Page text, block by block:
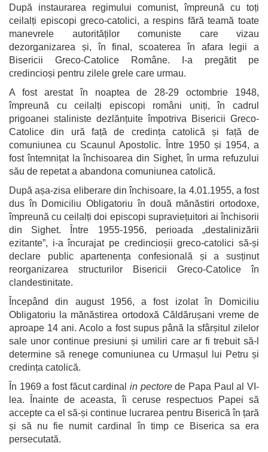
După instaurarea regimului comunist, împreună cu toți
ceilalți episcopi greco-catolici, a respins fără teamă toate
manevrele autorităților comuniste care vizau
dezorganizarea și, în final, scoaterea în afara legii a
Bisericii Greco-Catolice Române. I-a pregătit pe
credincioși pentru zilele grele care urmau.
A fost arestat în noaptea de 28-29 octombrie 1948,
împreună cu ceilalți episcopi români uniți, în cadrul
prigoanei staliniste dezlănțuite împotriva Bisericii Greco-
Catolice din ură față de credința catolică și față de
comuniunea cu Scaunul Apostolic. Între 1950 și 1954, a
fost întemnițat la închisoarea din Sighet, în urma refuzului
său de repetat a abandona comuniunea catolică.
După așa-zisa eliberare din închisoare, la 4.01.1955, a fost
dus în Domiciliu Obligatoriu în două mănăstiri ortodoxe,
împreună cu ceilalți doi episcopi supraviețuitori ai închisorii
din Sighet. Între 1955-1956, perioada „destalinizării
ezitante”, i-a încurajat pe credincioșii greco-catolici să-și
declare public apartenența confesională și a susținut
reorganizarea structurilor Bisericii Greco-Catolice în
clandestinitate.
Începând din august 1956, a fost izolat în Domiciliu
Obligatoriu la mănăstirea ortodoxă Căldărușani vreme de
aproape 14 ani. Acolo a fost supus până la sfârșitul zilelor
sale unor continue presiuni și umiliri care ar fi trebuit să-l
determine să renege comuniunea cu Urmașul lui Petru și
credința catolică.
În 1969 a fost făcut cardinal in pectorede Papa Paul al VI-
lea. Înainte de aceasta, îi ceruse respectuos Papei să
accepte ca el să-și continue lucrarea pentru Biserică în țară
și să nu fie numit cardinal în timp ce Biserica sa era
persecutată.